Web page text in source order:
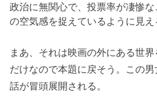
政治に無関心で、投票率が凄惨
の空気感を捉えているように見え
まあ、それは映画の外にある世
だけなので本題に戻そう。この
話が冒頭展開される。